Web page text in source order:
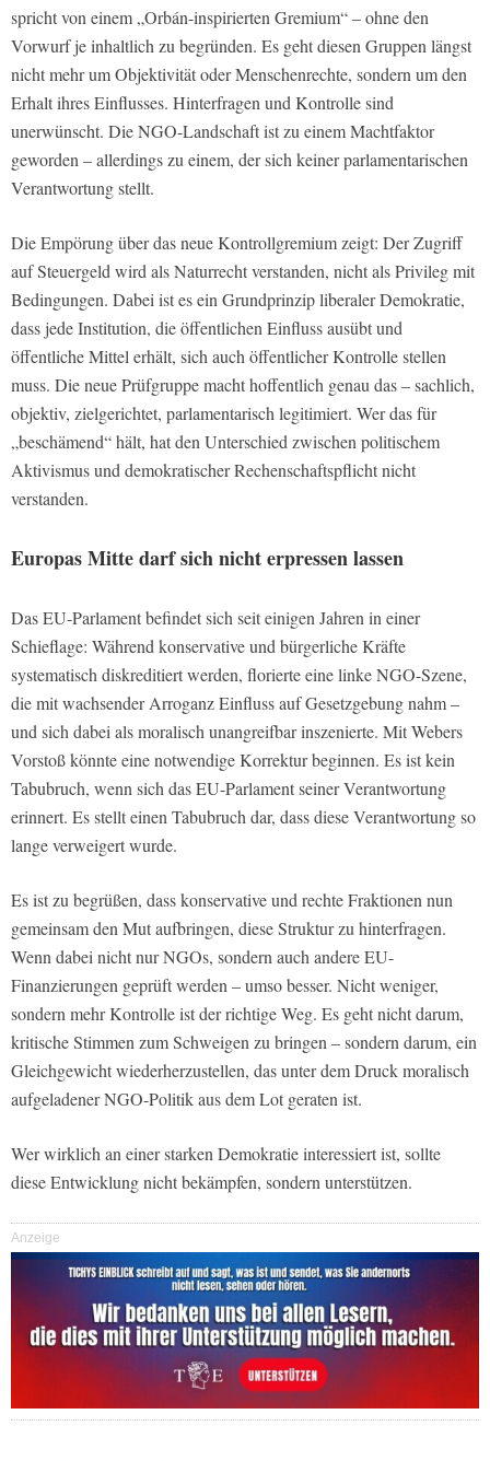
spricht von einem „Orbán-inspirierten Gremium“ – ohne den
Vorwurf je inhaltlich zu begründen. Es geht diesen Gruppen längst
nicht mehr um Objektivität oder Menschenrechte, sondern um den
Erhalt ihres Einflusses. Hinterfragen und Kontrolle sind
unerwünscht. Die NGO-Landschaft ist zu einem Machtfaktor
geworden – allerdings zu einem, der sich keiner parlamentarischen
Verantwortung stellt.
Die Empörung über das neue Kontrollgremium zeigt: Der Zugriff
auf Steuergeld wird als Naturrecht verstanden, nicht als Privileg mit
Bedingungen. Dabei ist es ein Grundprinzip liberaler Demokratie,
dass jede Institution, die öffentlichen Einfluss ausübt und
öffentliche Mittel erhält, sich auch öffentlicher Kontrolle stellen
muss. Die neue Prüfgruppe macht hoffentlich genau das – sachlich,
objektiv, zielgerichtet, parlamentarisch legitimiert. Wer das für
„beschämend“ hält, hat den Unterschied zwischen politischem
Aktivismus und demokratischer Rechenschaftspflicht nicht
verstanden.
Europas Mitte darf sich nicht erpressen lassen
Das EU-Parlament befindet sich seit einigen Jahren in einer
Schieflage: Während konservative und bürgerliche Kräfte
systematisch diskreditiert werden, florierte eine linke NGO-Szene,
die mit wachsender Arroganz Einfluss auf Gesetzgebung nahm –
und sich dabei als moralisch unangreifbar inszenierte. Mit Webers
Vorstoß könnte eine notwendige Korrektur beginnen. Es ist kein
Tabubruch, wenn sich das EU-Parlament seiner Verantwortung
erinnert. Es stellt einen Tabubruch dar, dass diese Verantwortung so
lange verweigert wurde.
Es ist zu begrüßen, dass konservative und rechte Fraktionen nun
gemeinsam den Mut aufbringen, diese Struktur zu hinterfragen.
Wenn dabei nicht nur NGOs, sondern auch andere EU-
Finanzierungen geprüft werden – umso besser. Nicht weniger,
sondern mehr Kontrolle ist der richtige Weg. Es geht nicht darum,
kritische Stimmen zum Schweigen zu bringen – sondern darum, ein
Gleichgewicht wiederherzustellen, das unter dem Druck moralisch
aufgeladener NGO-Politik aus dem Lot geraten ist.
Wer wirklich an einer starken Demokratie interessiert ist, sollte
diese Entwicklung nicht bekämpfen, sondern unterstützen.
Anzeige